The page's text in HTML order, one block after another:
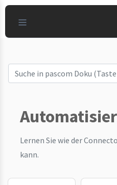
Lernen Sie wie der
kann.